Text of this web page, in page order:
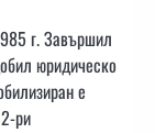
г. Завършил
юридическо
е
ри